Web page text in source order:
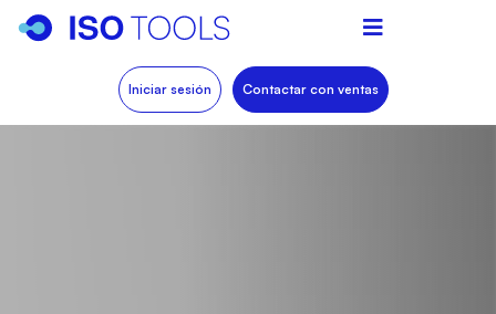
Iniciar sesión Contactar con ventas